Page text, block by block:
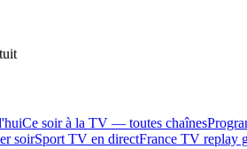
Ce soir à la TV — toutes chaînes
soirSport TV en directFrance TV replay